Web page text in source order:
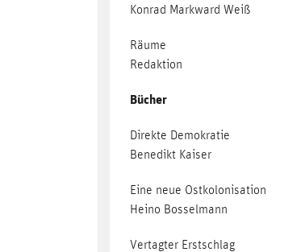
Konrad Markward Weiß
Räume
Redaktion
Bücher
Direkte Demokratie
Benedikt Kaiser
Eine neue Ostkolonisation
Heino Bosselmann
Vertagter Erstschlag